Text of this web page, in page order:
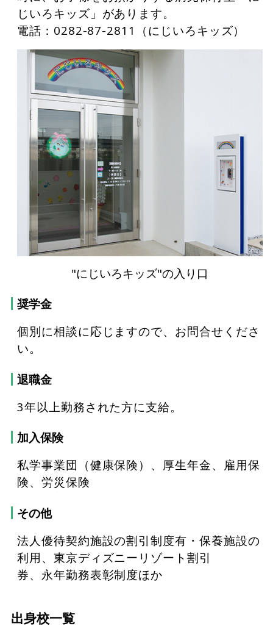
じいろキッズ」があります。
電話： 0282-87-2811 （にじいろキッズ）
"にじいろキッズ"の入り口
奨学金
個別に相談に応じますので、お問合せくださ
い。
退職金
3年以上勤務された方に支給。
加入保険
私学事業団（健康保険）、厚生年金、雇用保
険、労災保険
その他
法人優待契約施設の割引制度有・保養施設の
利用、東京ディズニーリゾート割引
券、永年勤務表彰制度ほか
出身校一覧